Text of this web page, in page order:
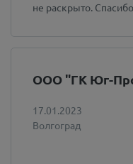
не раскрыто.
ООО "ГК Юг-
17.01.2023
Волгоград